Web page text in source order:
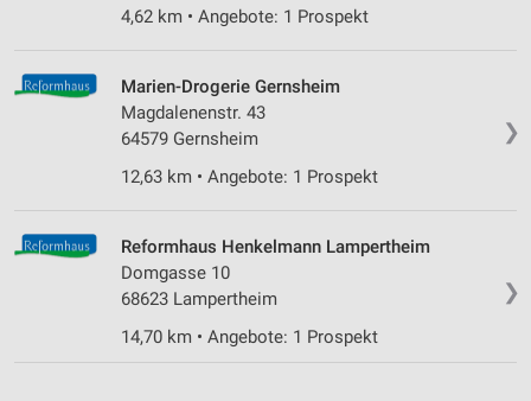
4,62 km • Angebote: 1 Prospekt
❯
Marien-Drogerie Gernsheim
Magdalenenstr. 43
64579 Gernsheim
12,63 km • Angebote: 1 Prospekt
❯
Reformhaus Henkelmann Lampertheim
Domgasse 10
68623 Lampertheim
14,70 km • Angebote: 1 Prospekt
IAB-Verarbeitungszwecke:
auf einem Endgerät
Verwendung reduzierter Daten zur Auswahl von
Verwendung von Profilen zur Auswahl
personalisierter Werbung
Erstellung von Profilen zur Personalisierung